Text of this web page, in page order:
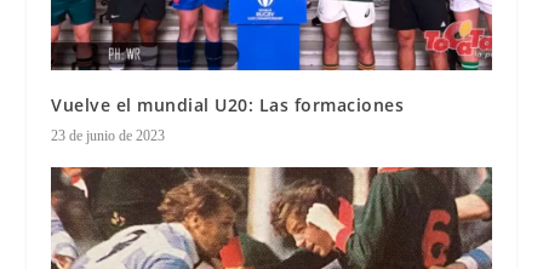
Vuelve el mundial U20: Las formaciones
23 de junio de 2023